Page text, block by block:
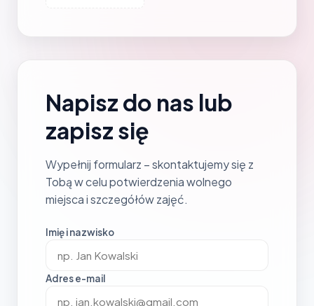
Napisz do nas lub
zapisz się
Wypełnij formularz – skontaktujemy się z
Tobą w celu potwierdzenia wolnego
miejsca i szczegółów zajęć.
Imię i nazwisko
Adres e-mail